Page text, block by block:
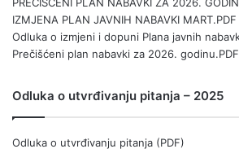
IZMJENA PLAN JAVNIH NABAVKI MART.PDF
Odluka o izmjeni i dopuni Plana javnih
Prečišćeni plan nabavki za 2026. godinu.PDF
Odluka o utvrđivanju pitanja – 2025
Odluka o utvrđivanju pitanja (PDF)